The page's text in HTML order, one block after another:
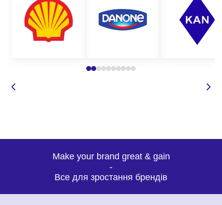
Make your brand great & gain
-
Все для зростання брендів